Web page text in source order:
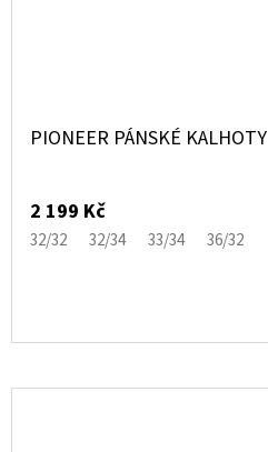
PIONEER PÁNSKÉ KALHOTY
2 199 Kč
32/32 32/34 33/34 36/32